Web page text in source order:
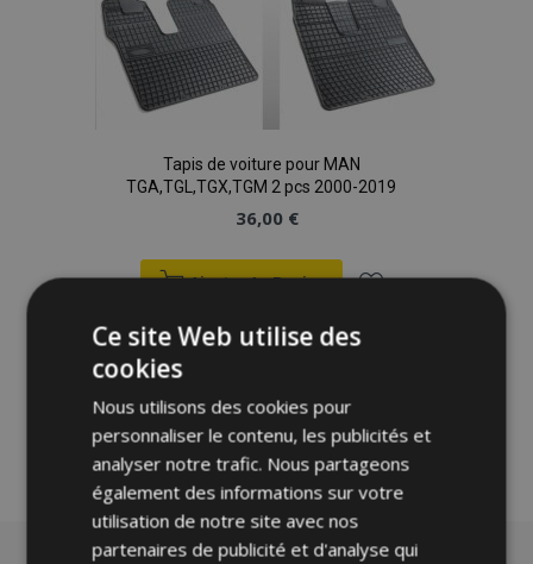
Tapis de voiture pour MAN
TGA,TGL,TGX,TGM 2 pcs 2000-2019
36,00 €
Ajouter Au Panier
Ajouter
d'achats
Ce site Web utilise des
cookies
Nous utilisons des cookies pour
personnaliser le contenu, les publicités et
analyser notre trafic. Nous partageons
également des informations sur votre
utilisation de notre site avec nos
partenaires de publicité et d'analyse qui